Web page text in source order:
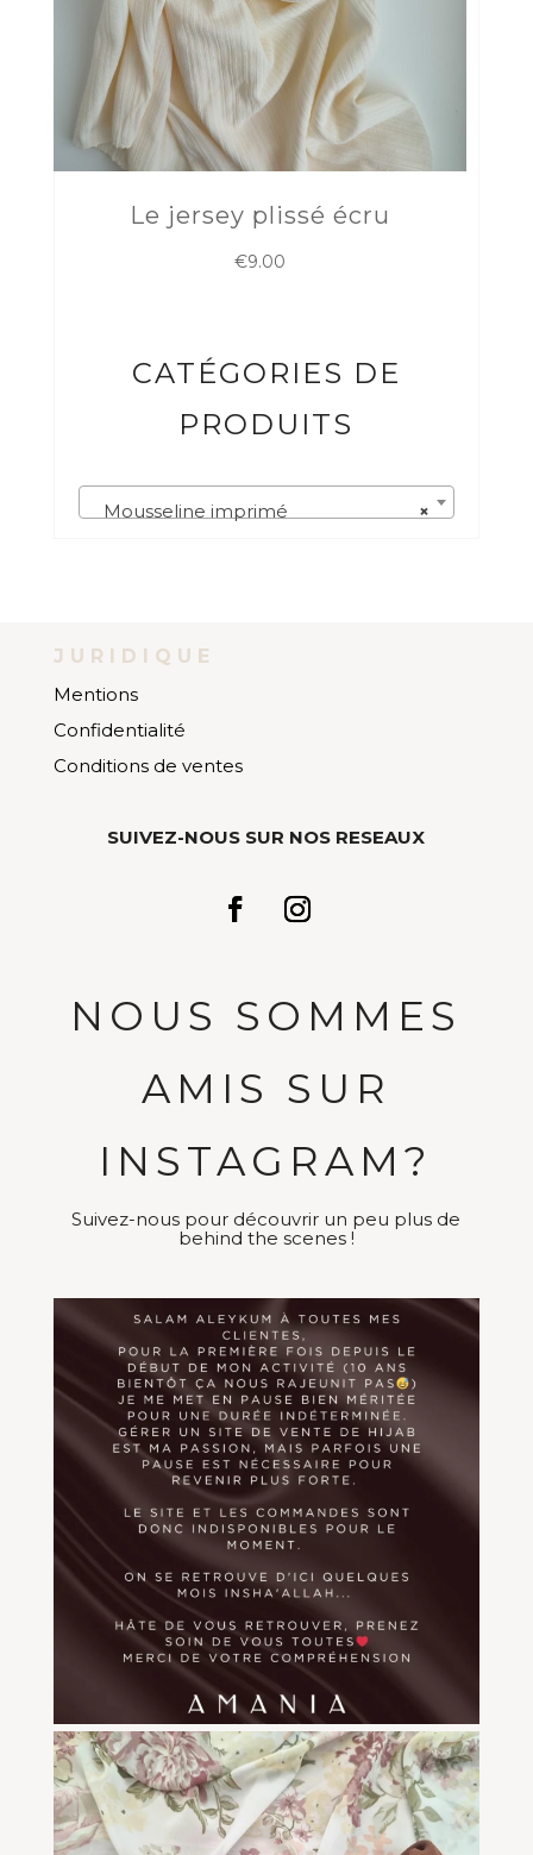
Le jersey plissé écru
€9.00
CATÉGORIES DE
PRODUITS
×
Mousseline imprimé
JURIDIQUE
Mentions
Confidentialité
Conditions de ventes
SUIVEZ-NOUS SUR NOS RESEAUX
NOUS SOMMES
AMIS SUR
INSTAGRAM?
Suivez-nous pour découvrir un peu plus de
behind the scenes !